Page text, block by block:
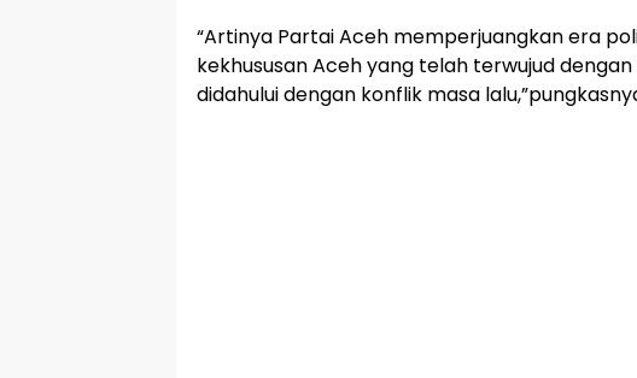
“Artinya Partai Aceh memperjuangkan era
kekhususan Aceh yang telah terwujud
didahului dengan konflik masa